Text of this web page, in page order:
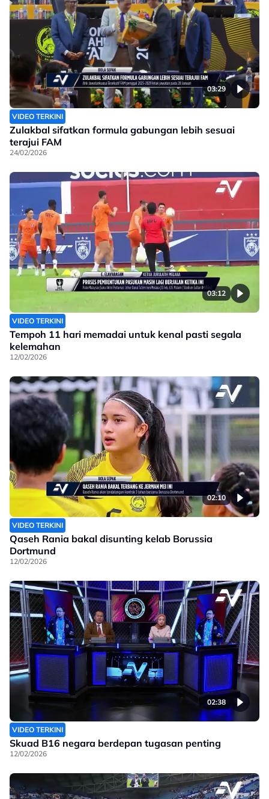
03:29
VIDEO TERKINI
Zulakbal sifatkan formula gabungan lebih sesuai
terajui FAM
24/02/2026
03:12
VIDEO TERKINI
Tempoh 11 hari memadai untuk kenal pasti segala
kelemahan
12/02/2026
02:10
VIDEO TERKINI
Qaseh Rania bakal disunting kelab Borussia
Dortmund
12/02/2026
02:38
VIDEO TERKINI
Skuad B16 negara berdepan tugasan penting
12/02/2026